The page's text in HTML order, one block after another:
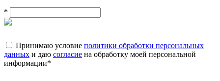
*
Принимаю условие политики обработки персональных
данных и даю согласие на обработку моей персональной
информации*